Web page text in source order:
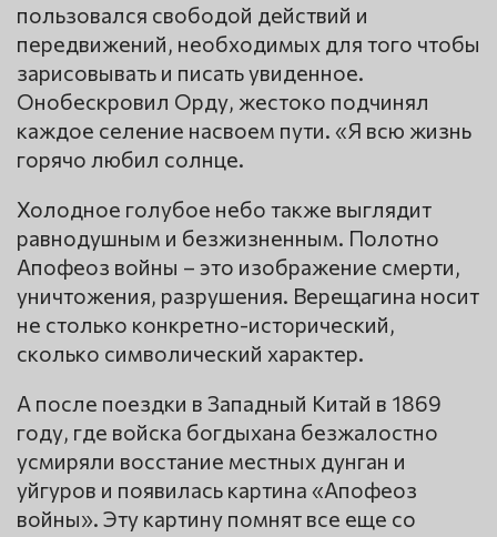
пользовался свободой действий и
передвижений, необходимых для того чтобы
зарисовывать и писать увиденное.
Онобескровил Орду, жестоко подчинял
каждое селение насвоем пути. «Я всю жизнь
горячо любил солнце.
Холодное голубое небо также выглядит
равнодушным и безжизненным. Полотно
Апофеоз войны – это изображение смерти,
уничтожения, разрушения. Верещагина носит
не столько конкретно-исторический,
сколько символический характер.
А после поездки в Западный Китай в 1869
году, где войска богдыхана безжалостно
усмиряли восстание местных дунган и
уйгуров и появилась картина «Апофеоз
войны». Эту картину помнят все еще со